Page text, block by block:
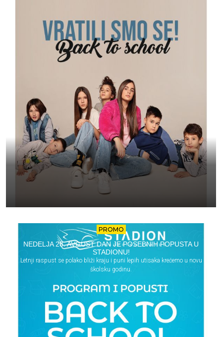
PROMO
NEDELJA 28. AVGUST DAN JE POSEBNIH POPUSTA U
STADIONU!
Letnji raspust se polako bliži kraju i puni lepih utisaka krećemo u novu
školsku godinu.